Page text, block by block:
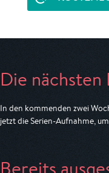
Die nächsten
In den kommenden zwei
jetzt die Serien-Aufnahme,
Bereits